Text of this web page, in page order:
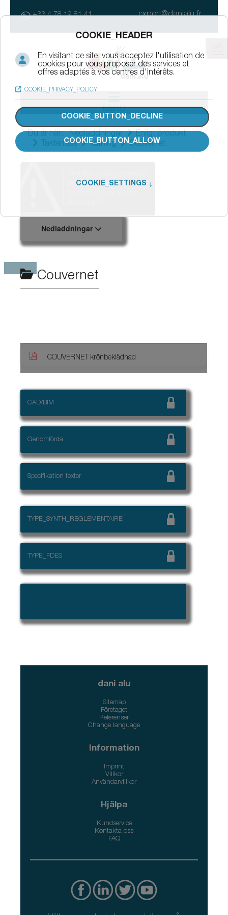
+33 4 78 19 81 41 export@danialu.fr
MENU
Du är här: Nedladdningar
Enligt produkt
Takterrass
Tätning Couvernet
Nedladdningar
Couvernet
COUVERNET krönbeklädnad
CAD/BIM
Genomförda
Specifikation texter
TYPE_SYNTH_REGLEMENTAIRE
TYPE_FDES
dani alu
Sitemap
Företaget
Referenser
Change language
Information
Imprint
Villkor
Användarvillkor
Hjälpa
Kundservice
Kontakta oss
FAQ